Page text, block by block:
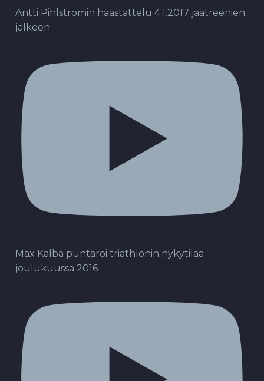
Antti Pihlströmin haastattelu 4.1.2017 jäätreenien
jälkeen
Max Kalba puntaroi triathlonin nykytilaa
joulukuussa 2016